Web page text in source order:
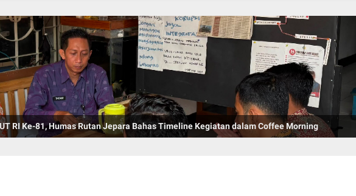
RI Ke-81, Humas Rutan Jepara Bahas Timeline Kegiatan dalam Coffee Morning